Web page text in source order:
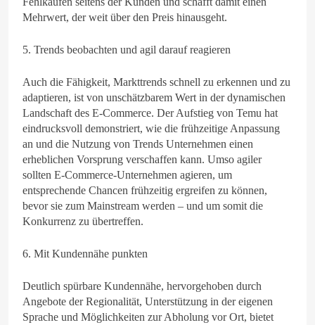
Mehrwert, der weit über den Preis hinausgeht.
5. Trends beobachten und agil darauf reagieren
Auch die Fähigkeit, Markttrends schnell zu erkennen und zu
adaptieren, ist von unschätzbarem Wert in der dynamischen
Landschaft des E-Commerce. Der Aufstieg von Temu hat
eindrucksvoll demonstriert, wie die frühzeitige Anpassung
an und die Nutzung von Trends Unternehmen einen
erheblichen Vorsprung verschaffen kann. Umso agiler
sollten E-Commerce-Unternehmen agieren, um
entsprechende Chancen frühzeitig ergreifen zu können,
bevor sie zum Mainstream werden – und um somit die
Konkurrenz zu übertreffen.
6. Mit Kundennähe punkten
Deutlich spürbare Kundennähe, hervorgehoben durch
Angebote der Regionalität, Unterstützung in der eigenen
Sprache und Möglichkeiten zur Abholung vor Ort, bietet